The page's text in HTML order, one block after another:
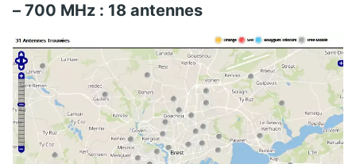
– 700 MHz : 18 antennes